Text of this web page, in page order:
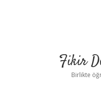
Fikir
Birlikte